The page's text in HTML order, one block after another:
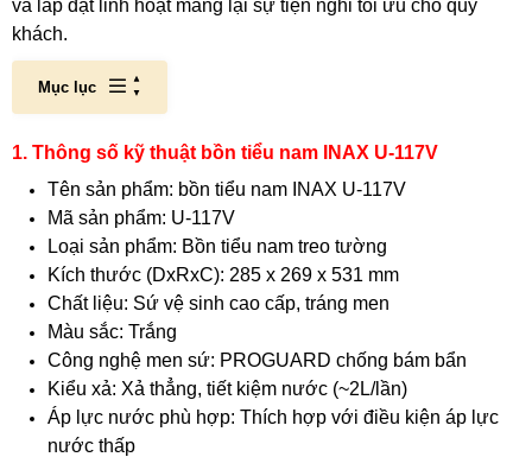
và lắp đặt linh hoạt mang lại sự tiện nghi tối ưu cho quý
khách.
Mục lục
1. Thông số kỹ thuật bồn tiểu nam INAX U-117V
Tên sản phẩm: bồn tiểu nam INAX U-117V
Mã sản phẩm: U-117V
Loại sản phẩm: Bồn tiểu nam treo tường
Kích thước (DxRxC): 285 x 269 x 531 mm
Chất liệu: Sứ vệ sinh cao cấp, tráng men
Màu sắc: Trắng
Công nghệ men sứ: PROGUARD chống bám bẩn
Kiểu xả: Xả thẳng, tiết kiệm nước (~2L/lần)
Áp lực nước phù hợp: Thích hợp với điều kiện áp lực
nước thấp